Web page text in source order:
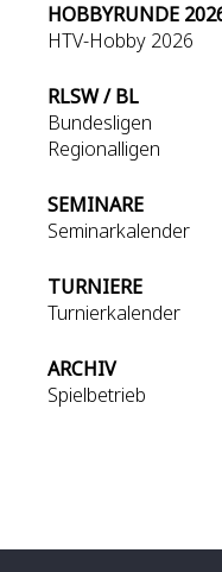
HOBBYRUNDE
HTV-Hobby 2026
RLSW / BL
Bundesligen
Regionalligen
SEMINARE
Seminarkalender
TURNIERE
Turnierkalender
ARCHIV
Spielbetrieb